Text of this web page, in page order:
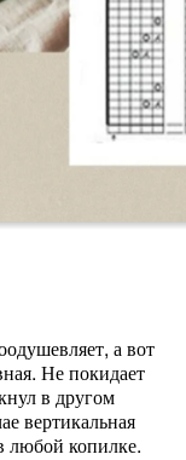
а вот
Не покидает
в другом
вертикальная
любой копилке.